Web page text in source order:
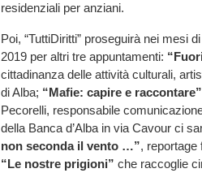
residenziali per anziani.
Poi, “TuttiDiritti” proseguirà nei mesi
2019 per altri tre appuntamenti:
cittadinanza delle attività culturali,
di Alba; “Mafie: capire e raccontare”
Pecorelli, responsabile
della Banca d’Alba in via Cavour ci
non seconda il vento …”, reportage
“Le nostre prigioni” che raccoglie